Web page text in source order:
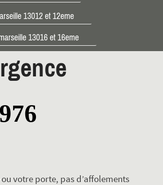
13012 et 12eme
13016 et 16eme
votre porte, pas d’affolements